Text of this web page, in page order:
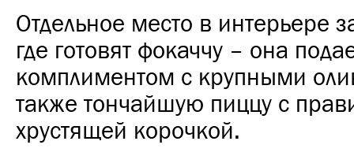
Отдельное место в интерьере
где готовят фокаччу – она
комплиментом с крупными
также тончайшую пиццу с
хрустящей корочкой.